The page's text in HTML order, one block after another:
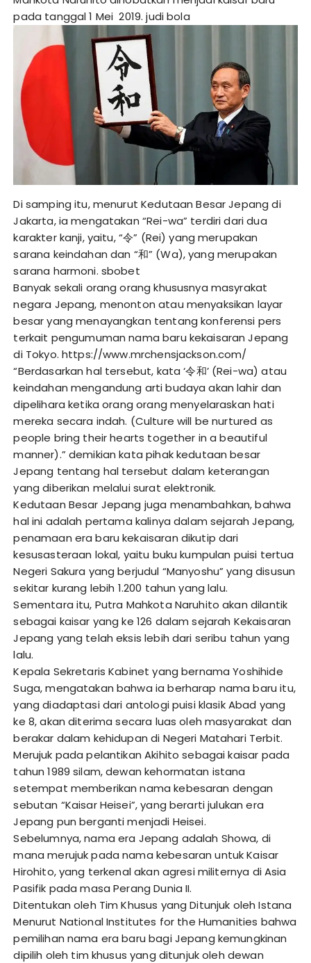
pada tanggal 1 Mei 2019.judi bola
Di samping itu, menurut Kedutaan Besar Jepang di
Jakarta, ia mengatakan “Rei-wa” terdiri dari dua
karakter kanji, yaitu, “令” (Rei) yang merupakan
sarana keindahan dan “和” (Wa), yang merupakan
sarana harmoni. sbobet
Banyak sekali orang orang khususnya masyrakat
negara Jepang, menonton atau menyaksikan layar
besar yang menayangkan tentang konferensi pers
terkait pengumuman nama baru kekaisaran Jepang
di Tokyo. https://www.mrchensjackson.com/
“Berdasarkan hal tersebut, kata ‘令和’ (Rei-wa) atau
keindahan mengandung arti budaya akan lahir dan
dipelihara ketika orang orang menyelaraskan hati
mereka secara indah. (Culture will be nurtured as
people bring their hearts together in a beautiful
manner).” demikian kata pihak kedutaan besar
Jepang tentang hal tersebut dalam keterangan
yang diberikan melalui surat elektronik.
Kedutaan Besar Jepang juga menambahkan, bahwa
hal ini adalah pertama kalinya dalam sejarah Jepang,
penamaan era baru kekaisaran dikutip dari
kesusasteraan lokal, yaitu buku kumpulan puisi tertua
Negeri Sakura yang berjudul “Manyoshu” yang disusun
sekitar kurang lebih 1.200 tahun yang lalu.
Sementara itu, Putra Mahkota Naruhito akan dilantik
sebagai kaisar yang ke 126 dalam sejarah Kekaisaran
Jepang yang telah eksis lebih dari seribu tahun yang
lalu.
Kepala Sekretaris Kabinet yang bernama Yoshihide
Suga, mengatakan bahwa ia berharap nama baru itu,
yang diadaptasi dari antologi puisi klasik Abad yang
ke 8, akan diterima secara luas oleh masyarakat dan
berakar dalam kehidupan di Negeri Matahari Terbit.
Merujuk pada pelantikan Akihito sebagai kaisar pada
tahun 1989 silam, dewan kehormatan istana
setempat memberikan nama kebesaran dengan
sebutan “Kaisar Heisei”, yang berarti julukan era
Jepang pun berganti menjadi Heisei.
Sebelumnya, nama era Jepang adalah Showa, di
mana merujuk pada nama kebesaran untuk Kaisar
Hirohito, yang terkenal akan agresi militernya di Asia
Pasifik pada masa Perang Dunia II.
Ditentukan oleh Tim Khusus yang Ditunjuk oleh Istana
Menurut National Institutes for the Humanities bahwa
pemilihan nama era baru bagi Jepang kemungkinan
dipilih oleh tim khusus yang ditunjuk oleh dewan